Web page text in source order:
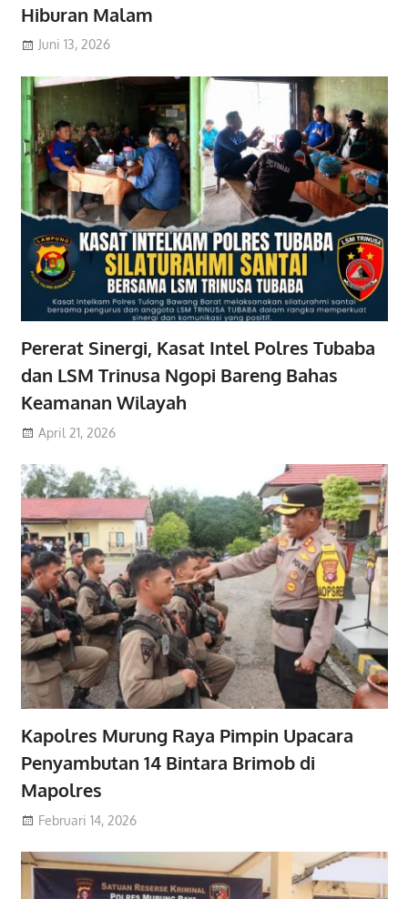
Hiburan Malam
Juni 13, 2026
Pererat Sinergi, Kasat Intel Polres Tubaba
dan LSM Trinusa Ngopi Bareng Bahas
Keamanan Wilayah
April 21, 2026
Kapolres Murung Raya Pimpin Upacara
Penyambutan 14 Bintara Brimob di
Mapolres
Februari 14, 2026